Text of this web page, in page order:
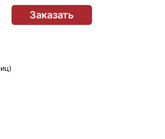
Заказать